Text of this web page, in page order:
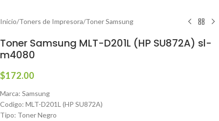
Inicio/Toners de Impresora/Toner Samsung
Toner Samsung MLT-D201L (HP SU872A) sl-
m4080
$172.00
Marca: Samsung
Codigo: MLT-D201L (HP SU872A)
Tipo: Toner Negro